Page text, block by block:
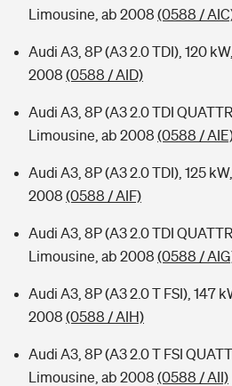
Limousine, ab 2008 (0588 /
Audi A3, 8P (A3 2.0 TDI), 120
2008 (0588 / AID)
Audi A3, 8P (A3 2.0 TDI
Limousine, ab 2008 (0588 /
Audi A3, 8P (A3 2.0 TDI), 125
2008 (0588 / AIF)
Audi A3, 8P (A3 2.0 TDI
Limousine, ab 2008 (0588 /
Audi A3, 8P (A3 2.0 T FSI), 147
2008 (0588 / AIH)
Audi A3, 8P (A3 2.0 T FSI
Limousine, ab 2008 (0588 / AII)